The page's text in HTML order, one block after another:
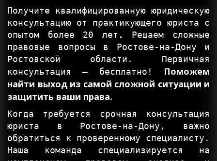
Получите квалифицированную юридическую
консультацию от практикующего юриста с
опытом более 20 лет. Решаем сложные
правовые вопросы в Ростове-на-Дону и
Ростовской области. Первичная
консультация — бесплатно! Поможем
найти выход из самой сложной ситуации и
защитить ваши права.
Когда требуется срочная консультация
юриста в Ростове-на-Дону, важно
обратиться к проверенному специалисту.
Наша команда специализируется на